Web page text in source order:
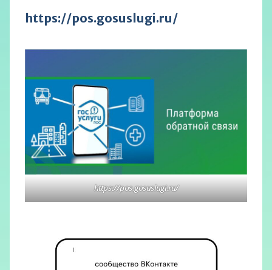
https://pos.gosuslugi.ru/
https://pos.gosuslugi.ru/